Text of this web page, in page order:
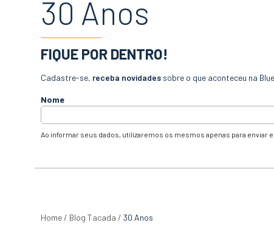
30 Anos
FIQUE POR DENTRO!
Cadastre-se, receba novidades sobre o que aconteceu na
Nome
Ao informar seus dados, utilizaremos os mesmos apenas para enviar
Home / Blog Tacada / 30 Anos